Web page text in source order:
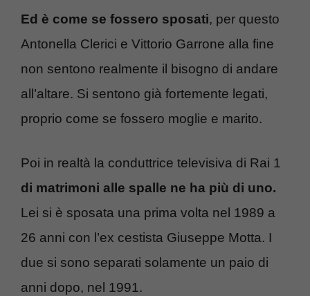
Ed è come se fossero sposati, per questo
Antonella Clerici e Vittorio Garrone alla fine
non sentono realmente il bisogno di andare
all’altare. Si sentono già fortemente legati,
proprio come se fossero moglie e marito.
Poi in realtà la conduttrice televisiva di Rai 1
di matrimoni alle spalle ne ha più di uno.
Lei si è sposata una prima volta nel 1989 a
26 anni con l’ex cestista Giuseppe Motta. I
due si sono separati solamente un paio di
anni dopo, nel 1991.